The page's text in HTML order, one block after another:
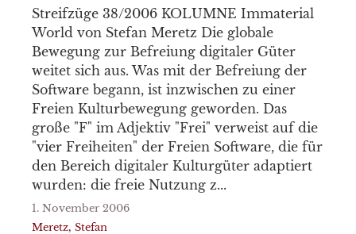
Streifzüge 38/2006 KOLUMNE Immaterial
World von Stefan Meretz Die globale
Bewegung zur Befreiung digitaler Güter
weitet sich aus. Was mit der Befreiung der
Software begann, ist inzwischen zu einer
Freien Kulturbewegung geworden. Das
große "F" im Adjektiv "Frei" verweist auf die
"vier Freiheiten" der Freien Software, die für
den Bereich digitaler Kulturgüter adaptiert
wurden: die freie Nutzung z...
1. November 2006
Meretz, Stefan